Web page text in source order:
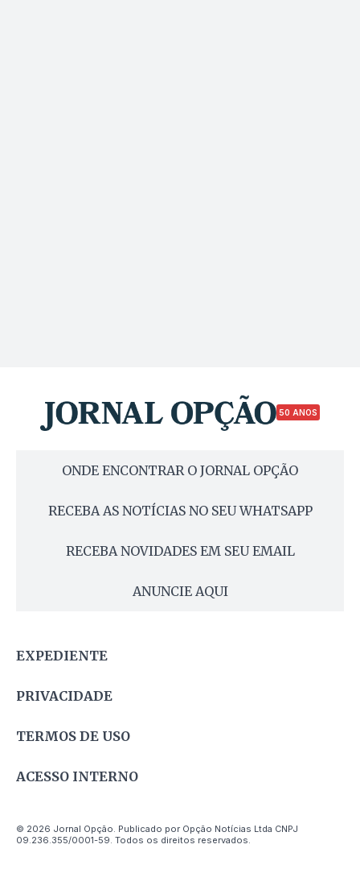
50 ANOS
ONDE ENCONTRAR O JORNAL OPÇÃO
RECEBA AS NOTÍCIAS NO SEU WHATSAPP
RECEBA NOVIDADES EM SEU EMAIL
ANUNCIE AQUI
EXPEDIENTE
PRIVACIDADE
TERMOS DE USO
ACESSO INTERNO
© 2026 Jornal Opção. Publicado por Opção Notícias Ltda CNPJ
09.236.355/0001-59. Todos os direitos reservados.